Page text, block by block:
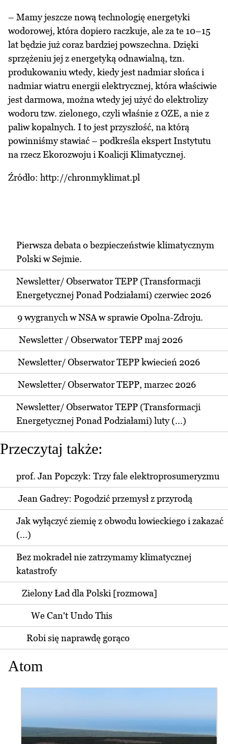
– Mamy jeszcze nową technologię energetyki
wodorowej, która dopiero raczkuje, ale za te 10–15
lat będzie już coraz bardziej powszechna. Dzięki
sprzężeniu jej z energetyką odnawialną, tzn.
produkowaniu wtedy, kiedy jest nadmiar słońca i
nadmiar wiatru energii elektrycznej, która właściwie
jest darmowa, można wtedy jej użyć do elektrolizy
wodoru tzw. zielonego, czyli właśnie z OZE, a nie z
paliw kopalnych. I to jest przyszłość, na którą
powinniśmy stawiać – podkreśla ekspert Instytutu
na rzecz Ekorozwoju i Koalicji Klimatycznej.
Źródło: http://chronmyklimat.pl
Pierwsza debata o bezpieczeństwie klimatycznym
Polski w Sejmie.
Newsletter/ Obserwator TEPP (Transformacji
Energetycznej Ponad Podziałami) czerwiec 2026
9 wygranych w NSA w sprawie Opolna-Zdroju.
Newsletter / Obserwator TEPP maj 2026
Newsletter/ Obserwator TEPP kwiecień 2026
Newsletter/ Obserwator TEPP, marzec 2026
Newsletter/ Obserwator TEPP (Transformacji
Energetycznej Ponad Podziałami) luty (...)
Przeczytaj także:
prof. Jan Popczyk: Trzy fale elektroprosumeryzmu
Jean Gadrey: Pogodzić przemysł z przyrodą
Jak wyłączyć ziemię z obwodu łowieckiego i zakazać
(...)
Bez mokradeł nie zatrzymamy klimatycznej
katastrofy
Zielony Ład dla Polski [rozmowa]
We Can't Undo This
Robi się naprawdę gorąco
Atom